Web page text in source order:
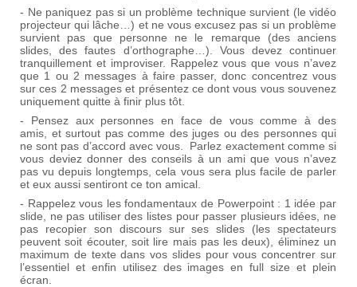
- Ne paniquez pas si un problème technique survient (le vidéo
projecteur qui lâche…) et ne vous excusez pas si un problème
survient pas que personne ne le remarque (des anciens
slides, des fautes d’orthographe…). Vous devez continuer
tranquillement et improviser. Rappelez vous que vous n’avez
que 1 ou 2 messages à faire passer, donc concentrez vous
sur ces 2 messages et présentez ce dont vous vous souvenez
uniquement quitte à finir plus tôt.
- Pensez aux personnes en face de vous comme à des
amis, et surtout pas comme des juges ou des personnes qui
ne sont pas d’accord avec vous. Parlez exactement comme si
vous deviez donner des conseils à un ami que vous n’avez
pas vu depuis longtemps, cela vous sera plus facile de parler
et eux aussi sentiront ce ton amical.
- Rappelez vous les fondamentaux de Powerpoint : 1 idée par
slide, ne pas utiliser des listes pour passer plusieurs idées, ne
pas recopier son discours sur ses slides (les spectateurs
peuvent soit écouter, soit lire mais pas les deux), éliminez un
maximum de texte dans vos slides pour vous concentrer sur
l’essentiel et enfin utilisez des images en full size et plein
écran.